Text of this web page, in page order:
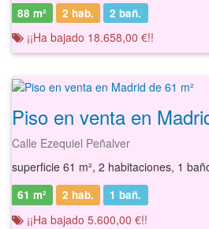
88 m² 2 hab. 2 bañ.
¡¡Ha bajado 18.658,00 €!!
Piso en venta en
Calle Ezequiel Peñalver
superficie 61 m², 2 habitaciones, 1
61 m² 2 hab. 1 bañ.
¡¡Ha bajado 5.600,00 €!!